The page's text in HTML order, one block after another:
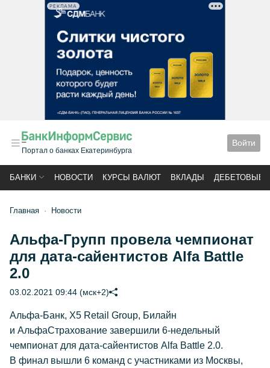
РЕКЛАМА
Портал о банках Екатеринбурга
Войти
БАНКИ НОВОСТИ КУРСЫ ВАЛЮТ ВКЛАДЫ ДЕБЕТОВЫЕ
Главная Новости
Альфа-Групп провела чемпионат
для дата-сайентистов Alfa Battle
2.0
03.02.2021 09:44 (мск+2)
Альфа-Банк, X5 Retail Group, Билайн
и АльфаСтрахование завершили 6-недельный
чемпионат для дата-сайентистов Alfa Battle 2.0.
В финал вышли 6 команд с участниками из Москвы,